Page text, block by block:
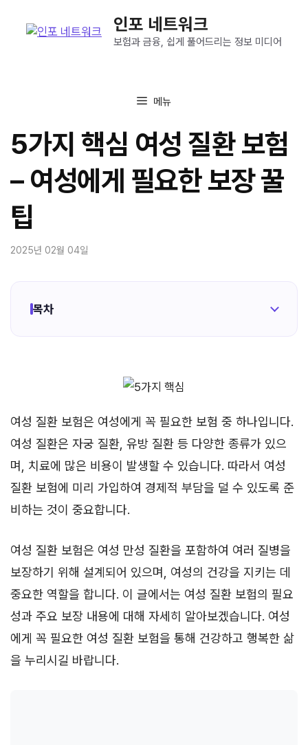
인포 네트워크
보험과 금융, 쉽게 풀어드리는 정보 미디어
메뉴
5가지 핵심 여성 질환 보험
– 여성에게 필요한 보장 꿀
팁
2025년 02월 04일
목차
여성 질환 보험은 여성에게 꼭 필요한 보험 중 하나입니다.
여성 질환은 자궁 질환, 유방 질환 등 다양한 종류가 있으
며, 치료에 많은 비용이 발생할 수 있습니다. 따라서 여성
질환 보험에 미리 가입하여 경제적 부담을 덜 수 있도록 준
비하는 것이 중요합니다.
여성 질환 보험은 여성 만성 질환을 포함하여 여러 질병을
보장하기 위해 설계되어 있으며, 여성의 건강을 지키는 데
중요한 역할을 합니다. 이 글에서는 여성 질환 보험의 필요
성과 주요 보장 내용에 대해 자세히 알아보겠습니다. 여성
에게 꼭 필요한 여성 질환 보험을 통해 건강하고 행복한 삶
을 누리시길 바랍니다.